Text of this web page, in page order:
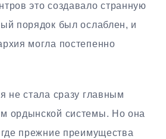
это создавало странную
порядок был ослаблен, и
могла постепенно
не стала сразу главным
ордынской системы. Но она
прежние преимущества